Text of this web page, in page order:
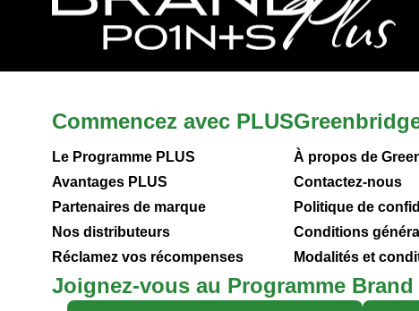
Commencez avec PLUS
Le Programme PLUS
Avantages PLUS
Partenaires de marque
Nos distributeurs
Réclamez vos récompenses
À propos de
Contactez-nous
Politique de
Conditions
Modalités et
Joignez-vous au Programme